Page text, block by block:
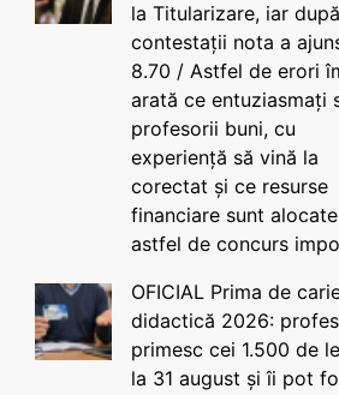
la Titularizare, iar după
contestații nota a
8.70 / Astfel de erori
arată ce entuziasmați
profesorii buni, cu
experiență să vină la
corectat și ce resurse
financiare sunt
astfel de concurs
OFICIAL Prima de
didactică 2026:
primesc cei 1.500 de
la 31 august și îi pot